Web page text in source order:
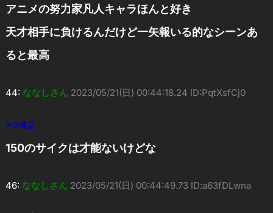
アニメの努力家凡人キャラほんと好き
天才相手に負けるんだけど一矢報いる的なシーンあ
ると最高
44: ななしさん 2023/05/21(日) 00:44:18.24 ID:PqtXsfCj0
>>42
150のサイクは才能ないけどな
46: ななしさん 2023/05/21(日) 00:44:49.73 ID:a63fDLwna